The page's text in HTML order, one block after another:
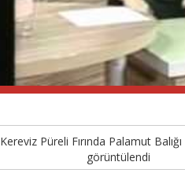
Kereviz Püreli Fırında Palamut Balığı
görüntülendi